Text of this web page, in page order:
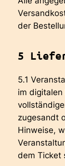
der
5
5.1
im digitalen
zugesandt
Hinweise,
dem Ticket